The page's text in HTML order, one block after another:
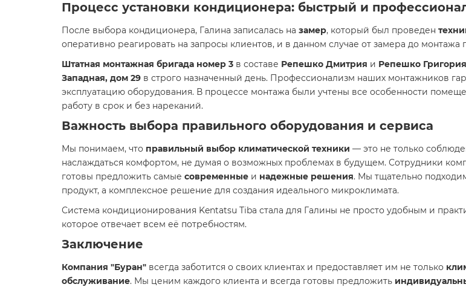
Процесс установки кондиционера: быстрый и
После выбора кондиционера, Галина записалась на замер, который был проведен
оперативно реагировать на запросы клиентов, и в данном случае от замера до монтажа
Штатная монтажная бригада номер 3 в составе Репешко Дмитрия и Репешко Григория
Западная, дом 29 в строго назначенный день. Профессионализм наших монтажников
эксплуатацию оборудования. В процессе монтажа были учтены все особенности
работу в срок и без нареканий.
Важность выбора правильного оборудования и сервиса
Мы понимаем, что правильный выбор климатической техники — это не только
наслаждаться комфортом, не думая о возможных проблемах в будущем. Сотрудники
готовы предложить самые современные и надежные решения. Мы тщательно
продукт, а комплексное решение для создания идеального микроклимата.
Система кондиционирования Kentatsu Tiba стала для Галины не просто удобным и
которое отвечает всем её потребностям.
Заключение
Компания "Буран" всегда заботится о своих клиентах и предоставляет им не только
обслуживание. Мы ценим каждого клиента и всегда готовы предложить